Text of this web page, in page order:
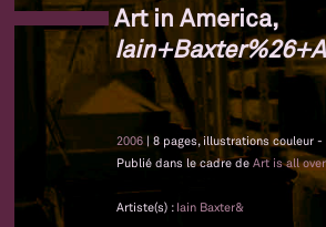
Art in America,
2006 | 8 pages, illustrations couleur
Publié dans le cadre de Art is all over
Artiste(s) : Iain Baxter&